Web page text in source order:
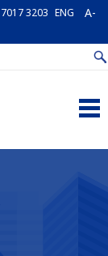
7017 3203 ENG
A-